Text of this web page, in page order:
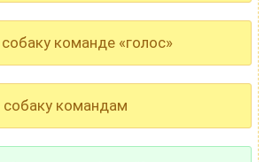
команде «голос»
собаку командам